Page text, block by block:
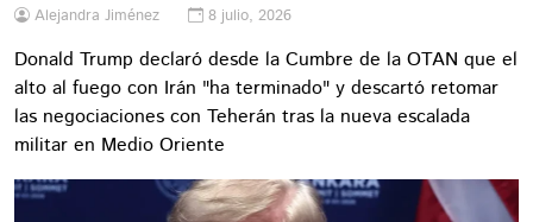
Alejandra Jiménez 8 julio, 2026
Donald Trump declaró desde la Cumbre de la OTAN que el
alto al fuego con Irán "ha terminado" y descartó retomar
las negociaciones con Teherán tras la nueva escalada
militar en Medio Oriente